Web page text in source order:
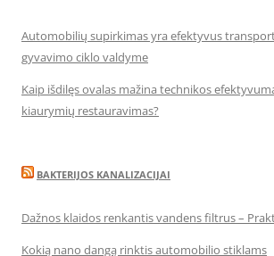
Automobilių supirkimas yra efektyvus
gyvavimo ciklo valdyme
Kaip išdilęs ovalas mažina technikos
kiaurymių restauravimas?
BAKTERIJOS KANALIZACIJAI
Dažnos klaidos renkantis vandens filtrus –
Kokią nano dangą rinktis automobilio stiklams